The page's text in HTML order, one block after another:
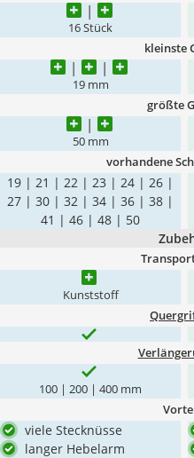
16 Stück
kleinste
19 mm
größte
50 mm
vorhandene
19 | 21 | 22 | 23 | 24 | 26 |
27 | 30 | 32 | 34 | 36 | 38 |
41 | 46 | 48 | 50
Kunststoff
100 | 200 | 400 mm
viele Stecknüsse
langer Hebelarm